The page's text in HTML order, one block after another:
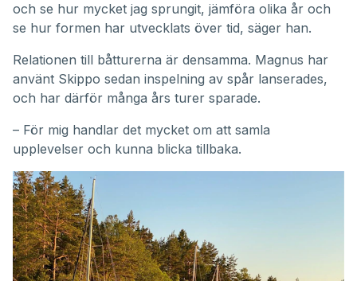
och se hur mycket jag sprungit, jämföra olika år och
se hur formen har utvecklats över tid, säger han.
Relationen till båtturerna är densamma. Magnus har
använt Skippo sedan inspelning av spår lanserades,
och har därför många års turer sparade.
– För mig handlar det mycket om att samla
upplevelser och kunna blicka tillbaka.